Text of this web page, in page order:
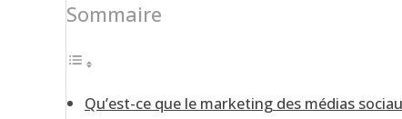
Sommaire
Qu’est-ce que le marketing des médias